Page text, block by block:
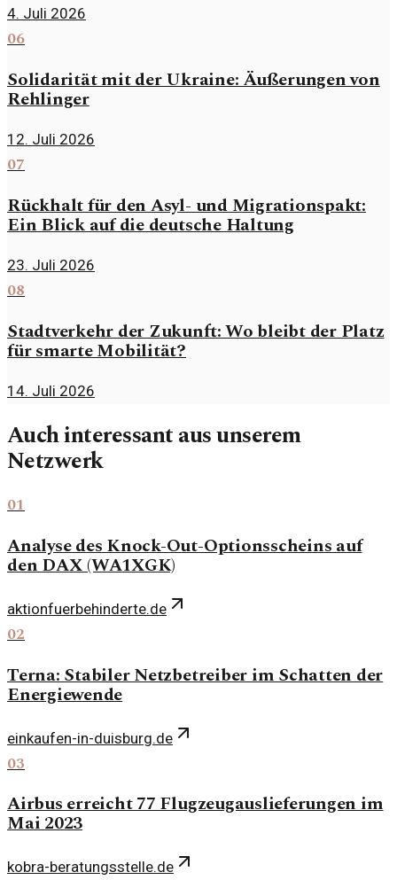
4. Juli 2026
06
Solidarität mit der Ukraine: Äußerungen von
Rehlinger
12. Juli 2026
07
Rückhalt für den Asyl- und Migrationspakt:
Ein Blick auf die deutsche Haltung
23. Juli 2026
08
Stadtverkehr der Zukunft: Wo bleibt der Platz
für smarte Mobilität?
14. Juli 2026
Auch interessant aus unserem
Netzwerk
01
Analyse des Knock-Out-Optionsscheins auf
den DAX (WA1XGK)
aktionfuerbehinderte.de
02
Terna: Stabiler Netzbetreiber im Schatten der
Energiewende
einkaufen-in-duisburg.de
03
Airbus erreicht 77 Flugzeugauslieferungen im
Mai 2023
kobra-beratungsstelle.de